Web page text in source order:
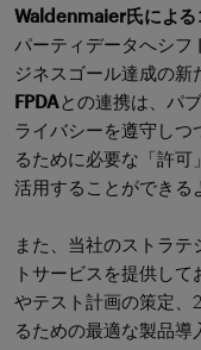
Waldenmaier氏による
パーティデータへシフ
ジネスゴール達成の新
FPDAとの連携は、パ
ライバシーを遵守しつ
るために必要な「許可
活用することができる
また、当社のストラテ
トサービスを提供し
やテスト計画の策定、
るための最適な製品導